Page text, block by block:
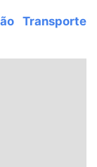
Transporte